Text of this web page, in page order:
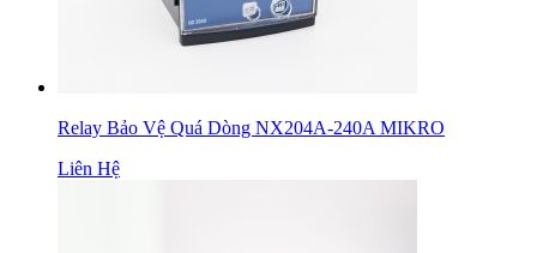
Relay Bảo Vệ Quá Dòng NX204A-240A MIKRO
Liên Hệ